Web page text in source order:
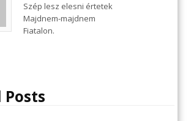
Szép lesz elesni értetek
Majdnem-majdnem
Fiatalon.
Posts